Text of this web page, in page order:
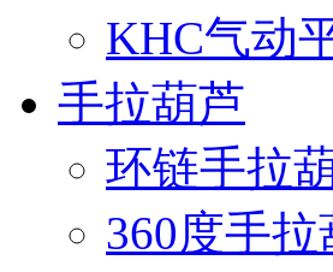
KHC气动
手拉葫芦
环链手拉
360度手拉